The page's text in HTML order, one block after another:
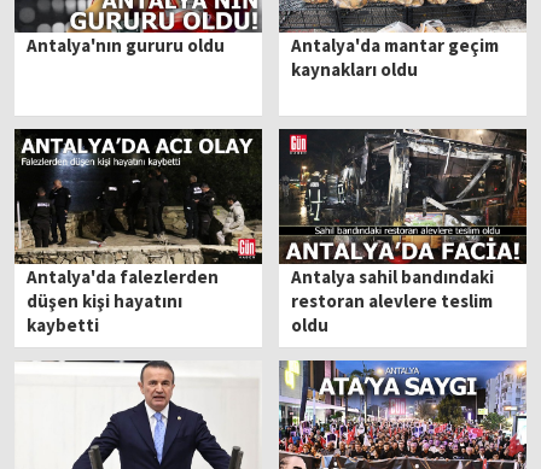
Antalya'nın gururu oldu
Antalya'da mantar geçim
kaynakları oldu
Antalya'da falezlerden
düşen kişi hayatını
kaybetti
Antalya sahil bandındaki
restoran alevlere teslim
oldu